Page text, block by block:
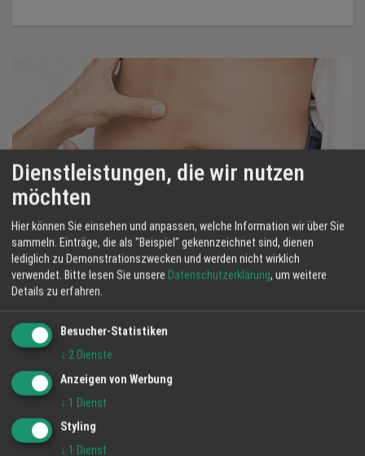
Hilfe bei Hüftschmerzen durch kybun
Schuhe
Heckmann Gesunde Bewegung kybun | Joya & SAMINA Shop
Bild:Pixabay
Heckmann - Gesunde Bewegung Offenburg:
können durch verschiedene Ursachen wie Arthrose, Überlastung
oder Fehlstellungen entstehen. kybun Schuhe bieten durch ihre
besondere Sohle eine sanfte Entlastung der Hüftgelenke. Sie
fördern eine gleichmäßige Druckverteilung und verbessern die
Dienstleistungen, die wir nutzen
möchten
Hier können Sie einsehen und anpassen, welche Information wir über Sie
sammeln. Einträge, die als "Beispiel" gekennzeichnet sind, dienen
lediglich zu Demonstrationszwecken und werden nicht wirklich
verwendet. Bitte lesen Sie unsere Datenschutzerklärung, um weitere
Details zu erfahren.
Besucher-Statistiken
↓ 2 Dienste
Anzeigen von Werbung
↓ 1 Dienst
Styling
↓ 1 Dienst